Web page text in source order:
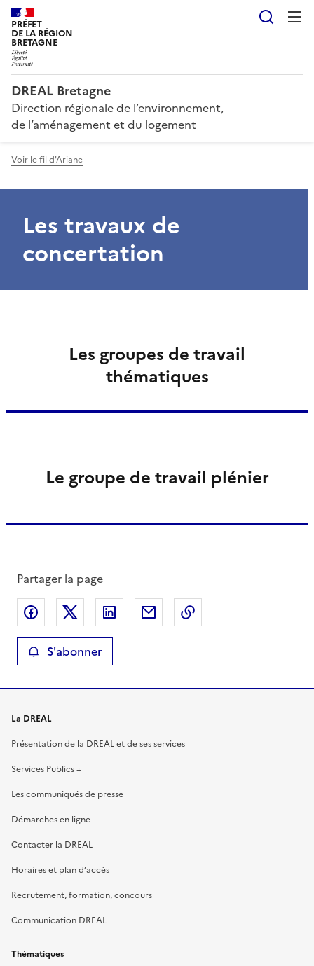
PRÉFET
DE LA RÉGION
BRETAGNE
DREAL Bretagne
Direction régionale de l’environnement,
de l’aménagement et du logement
Voir le fil d'Ariane
Les travaux de
concertation
Les groupes de travail
thématiques
Le groupe de travail plénier
Partager la page
Partager sur Facebook
Partager sur XPartager sur LinkedIn
Partager par email
S'abonner
La DREAL
Présentation de la DREAL et de ses services
Services Publics +
Les communiqués de presse
Démarches en ligne
Contacter la DREAL
Horaires et plan d’accès
Recrutement, formation, concours
Communication DREAL
Thématiques